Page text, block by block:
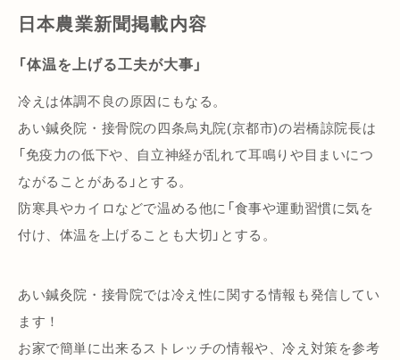
日本農業新聞掲載内容
「体温を上げる工夫が大事」
冷えは体調不良の原因にもなる。
あい鍼灸院・接骨院の四条烏丸院(京都市)の岩橋諒院長は
「免疫力の低下や、自立神経が乱れて耳鳴りや目まいにつ
ながることがある」とする。
防寒具やカイロなどで温める他に「食事や運動習慣に気を
付け、体温を上げることも大切」とする。
あい鍼灸院・接骨院では冷え性に関する情報も発信してい
ます！
お家で簡単に出来るストレッチの情報や、冷え対策を参考